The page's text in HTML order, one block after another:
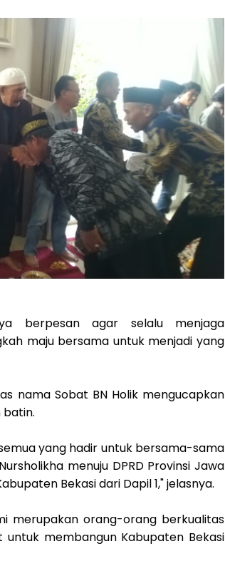
berpesan agar selalu menjaga
maju bersama untuk menjadi yang
nama Sobat BN Holik mengucapkan
batin.
yang hadir untuk bersama-sama
menuju DPRD Provinsi Jawa
Bekasi dari Dapil 1," jelasnya.
merupakan orang-orang berkualitas
membangun Kabupaten Bekasi